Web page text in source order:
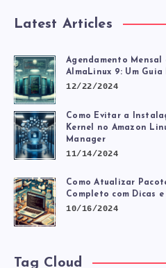
Latest Articles
Agendamento Mensal
AlmaLinux 9: Um Guia
12/22/2024
Como Evitar a
Kernel no Amazon
Manager
11/14/2024
Como Atualizar
Completo com Dicas
10/16/2024
Tag Cloud